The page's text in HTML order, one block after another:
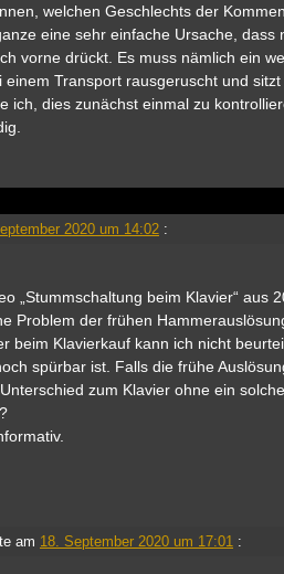
welchen Geschlechts der
eine sehr einfache Ursache,
vorne drückt. Es muss nämlich ein
einem Transport rausgeruscht und
ich, dies zunächst einmal zu
2020 um 14:02 :
„Stummschaltung beim Klavier“
Problem der frühen
beim Klavierkauf kann ich nicht
spürbar ist. Falls die frühe
zum Klavier ohne ein
am 18. September 2020 um 17:01 :